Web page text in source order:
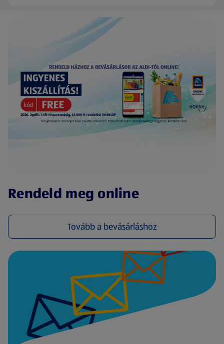
Rendeld meg online
Tovább a bevásárláshoz
(új oldalon nyílik meg)